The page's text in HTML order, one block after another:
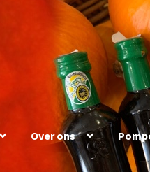
Over ons